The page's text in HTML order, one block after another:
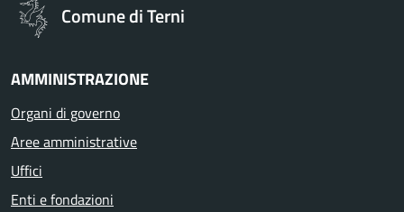
Comune di Terni
AMMINISTRAZIONE
Organi di governo
Aree amministrative
Uffici
Enti e fondazioni